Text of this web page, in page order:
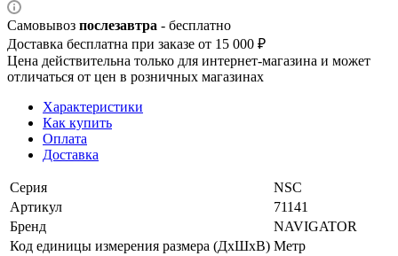
Самовывоз послезавтра - бесплатно
Доставка бесплатна при заказе от 15 000 ₽
Цена действительна только для интернет-магазина и может
отличаться от цен в розничных магазинах
Характеристики
Как купить
Оплата
Доставка
Серия
NSC
Артикул
71141
Бренд
NAVIGATOR
Код единицы измерения размера (ДхШхВ) Метр